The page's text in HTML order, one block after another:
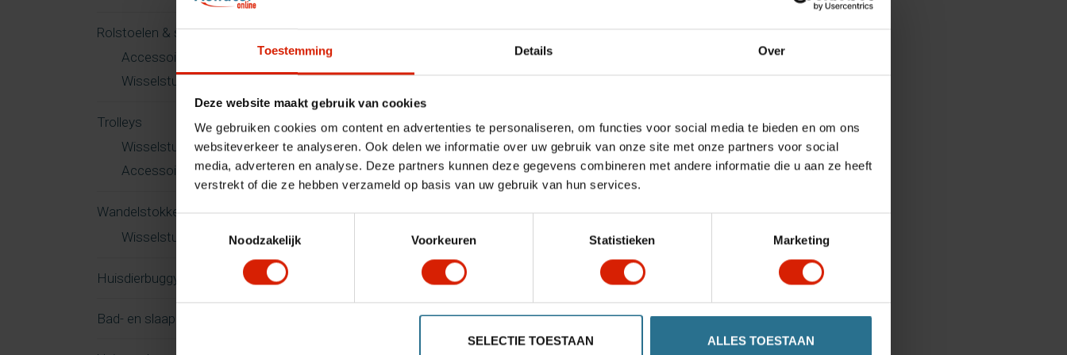
Toestemming Details Over
Deze website maakt gebruik van cookies
We gebruiken cookies om content en advertenties te personaliseren, om functies voor social media te bieden en om ons
websiteverkeer te analyseren. Ook delen we informatie over uw gebruik van onze site met onze partners voor social
media, adverteren en analyse. Deze partners kunnen deze gegevens combineren met andere informatie die u aan ze heeft
verstrekt of die ze hebben verzameld op basis van uw gebruik van hun services.
Noodzakelijk
Voorkeuren Statistieken Marketing
SELECTIE TOESTAAN ALLES TOESTAAN
Rolstoelen & scootmobielen
Accessoires
Wisselstukken
Trolleys
Wisselstukken
Accessoires
Wandelstokken
Wisselstukken
Huisdierbuggy
Bad- en slaapkamer
Remhendel
compleet
Let's Go Out